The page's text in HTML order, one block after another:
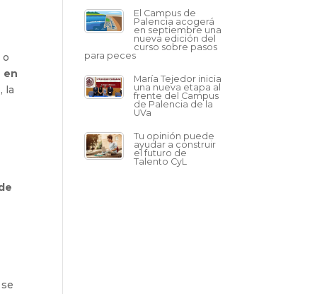
o
en
la
El Campus de
Palencia acogerá
en septiembre una
nueva edición del
curso sobre pasos
para peces
María Tejedor inicia
una nueva etapa al
frente del Campus
de Palencia de la
UVa
Tu opinión puede
ayudar a construir
el futuro de
Talento CyL